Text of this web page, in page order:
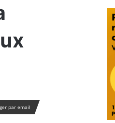
par email